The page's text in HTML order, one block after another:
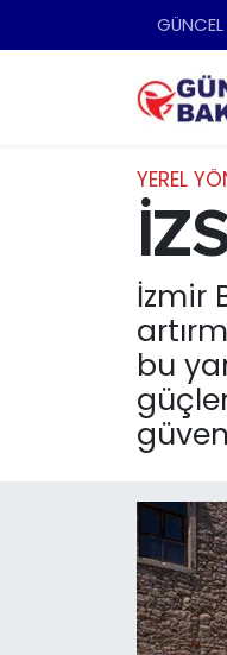
GÜNCEL
YEREL
İzmir
bu
Ankara
DÜNYA
EĞİTİM
EKONOMİ
English News
GÜNCEL
KÜLTÜR SANAT
MAGAZİN
Nöbetçi
Trafik Durumu
Tüm Manşetler
Son Dakika
Haber Arşivi